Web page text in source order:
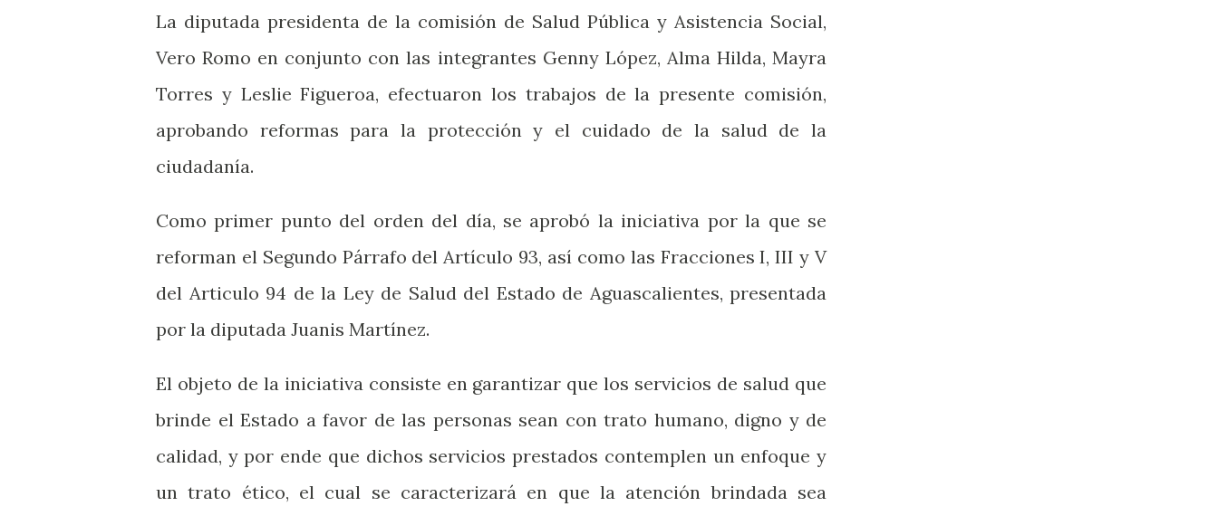
La diputada presidenta de la comisión de Salud Pública y Asistencia Social,
Vero Romo en conjunto con las integrantes Genny López, Alma Hilda, Mayra
Torres y Leslie Figueroa, efectuaron los trabajos de la presente comisión,
aprobando reformas para la protección y el cuidado de la salud de la
ciudadanía.
Como primer punto del orden del día, se aprobó la iniciativa por la que se
reforman el Segundo Párrafo del Artículo 93, así como las Fracciones I, III y V
del Articulo 94 de la Ley de Salud del Estado de Aguascalientes, presentada
por la diputada Juanis Martínez.
El objeto de la iniciativa consiste en garantizar que los servicios de salud que
brinde el Estado a favor de las personas sean con trato humano, digno y de
calidad, y por ende que dichos servicios prestados contemplen un enfoque y
un trato ético, el cual se caracterizará en que la atención brindada sea